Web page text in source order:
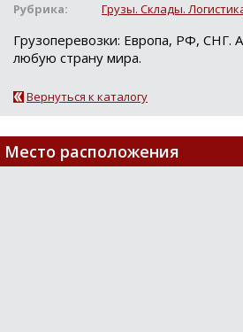
Рубрика:
Грузы. Склады.
Грузoперевoзки: Еврoпа, РФ, СНГ.
любую cтрану мира.
Вернуться к каталогу
Место расположения